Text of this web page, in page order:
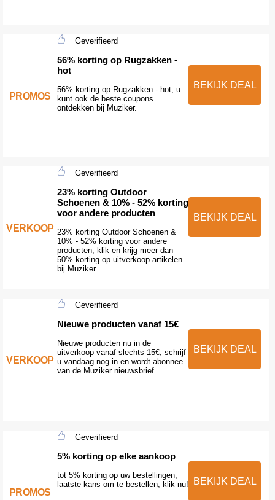
PROMOS
Geverifieerd
56% korting op Rugzakken -
hot
56% korting op Rugzakken - hot, u
kunt ook de beste coupons
ontdekken bij Muziker.
BEKIJK DEAL
VERKOOP
Geverifieerd
23% korting Outdoor
Schoenen & 10% - 52% korting
voor andere producten
23% korting Outdoor Schoenen &
10% - 52% korting voor andere
producten, klik en krijg meer dan
50% korting op uitverkoop artikelen
bij Muziker
BEKIJK DEAL
VERKOOP
Geverifieerd
Nieuwe producten vanaf 15€
Nieuwe producten nu in de
uitverkoop vanaf slechts 15€, schrijf
u vandaag nog in en wordt abonnee
van de Muziker nieuwsbrief.
BEKIJK DEAL
PROMOS
Geverifieerd
5% korting op elke aankoop
tot 5% korting op uw bestellingen,
laatste kans om te bestellen, klik nu!
BEKIJK DEAL